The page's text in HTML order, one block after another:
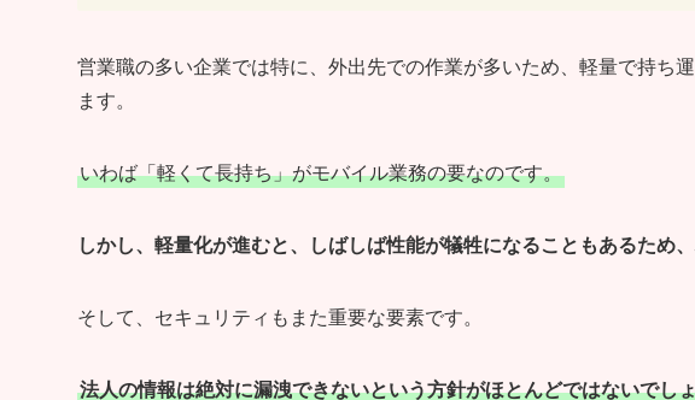
営業職の多い企業では特に、外出先での作業が多いため、軽量で持ち
ます。
いわば「軽くて長持ち」がモバイル業務の要なのです。
しかし、軽量化が進むと、しばしば性能が犠牲になることもあるため
そして、セキュリティもまた重要な要素です。
法人の情報は絶対に漏洩できないという方針がほとんどではないでし